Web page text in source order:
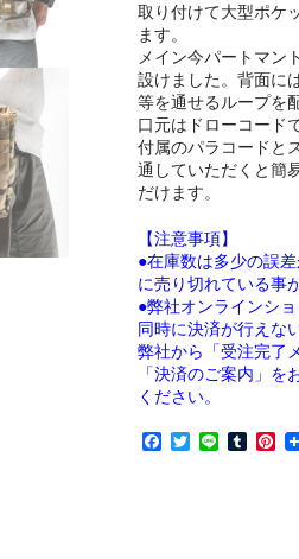
取り付けて大型ポケ
ます。
メイン今パートマン
設けました。背面に
等を通せるループを
口元はドローコード
付属のパラコードと
通していただくと簡
だけます。
【注意事項】
●在庫数は多少の誤
に売り切れている事
●弊社オンラインシ
同時に決済が行えな
弊社から「受注完了
「決済のご案内」
ください。
F
T
L
T
P